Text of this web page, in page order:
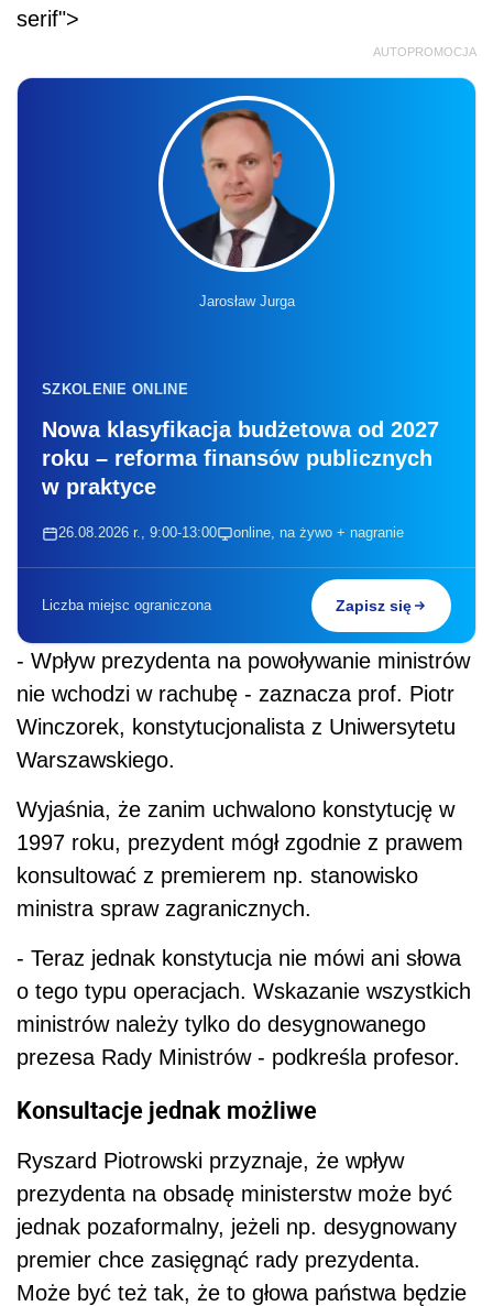
serif">
AUTOPROMOCJA
Jarosław Jurga
SZKOLENIE ONLINE
Nowa klasyfikacja budżetowa od 2027
roku – reforma finansów publicznych
w praktyce
26.08.2026 r., 9:00-13:00 online, na żywo + nagranie
Liczba miejsc ograniczona Zapisz się
- Wpływ prezydenta na powoływanie ministrów
nie wchodzi w rachubę - zaznacza prof. Piotr
Winczorek, konstytucjonalista z Uniwersytetu
Warszawskiego.
Wyjaśnia, że zanim uchwalono konstytucję w
1997 roku, prezydent mógł zgodnie z prawem
konsultować z premierem np. stanowisko
ministra spraw zagranicznych.
- Teraz jednak konstytucja nie mówi ani słowa
o tego typu operacjach. Wskazanie wszystkich
ministrów należy tylko do desygnowanego
prezesa Rady Ministrów - podkreśla profesor.
Konsultacje jednak możliwe
Ryszard Piotrowski przyznaje, że wpływ
prezydenta na obsadę ministerstw może być
jednak pozaformalny, jeżeli np. desygnowany
premier chce zasięgnąć rady prezydenta.
Może być też tak, że to głowa państwa będzie